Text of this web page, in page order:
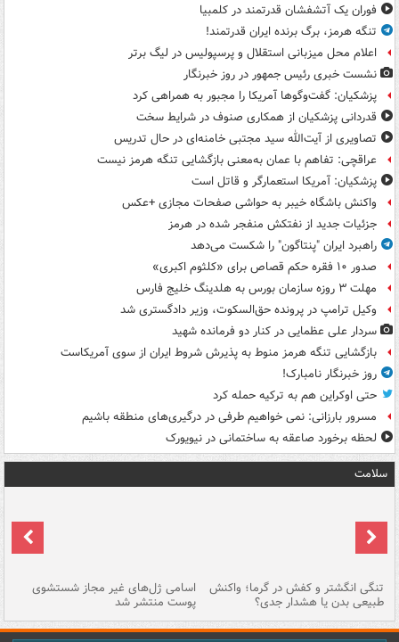
فوران یک آتشفشان قدرتمند در کلمبیا
تنگه هرمز، برگ برنده ایران قدرتمند!
اعلام محل میزبانی استقلال و پرسپولیس در لیگ برتر
نشست خبری رئیس جمهور در روز خبرنگار
پزشکیان: گفت‌وگوها آمریکا را مجبور به همراهی کرد
قدردانی پزشکیان از همکاری صنوف در شرایط سخت
تصاویری از آیت‌الله سید مجتبی خامنه‌ای در حال تدریس
عراقچی: تفاهم با عمان به‌معنی بازگشایی تنگه هرمز نیست
پزشکیان: آمریکا استعمارگر و قاتل است
واکنش باشگاه خیبر به حواشی صفحات مجازی +عکس
جزئیات جدید از نفتکش منفجر شده در هرمز
راهبرد ایران "پنتاگون" را شکست می‌دهد
صدور ۱۰ فقره حکم قصاص برای «کلثوم اکبری»
مهلت ۳ روزه سازمان بورس به هلدینگ خلیج فارس
وکیل ترامپ در پرونده حق‌السکوت، وزیر دادگستری شد
سردار علی عظمایی در کنار دو فرمانده شهید
بازگشایی تنگه هرمز منوط به پذیرش شروط ایران از سوی آمریکاست
روز خبرنگار نامبارک!
حتی اوکراین هم به ترکیه حمله کرد
مسرور بارزانی: نمی خواهیم طرفی در درگیری‌های منطقه باشیم
لحظه برخورد صاعقه به ساختمانی در نیویورک
سلامت
تنگی انگشتر و کفش در گرما؛ واکنش
طبیعی بدن یا هشدار جدی؟
اسامی ژل‌های غیر مجاز شستشوی
پوست منتشر شد